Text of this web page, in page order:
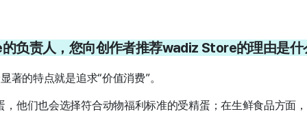
负责人，您向创作者推荐wadiz Store的理由是什
著的特点就是追求“价值消费”。
，他们也会选择符合动物福利标准的受精蛋；在生鲜食品方面